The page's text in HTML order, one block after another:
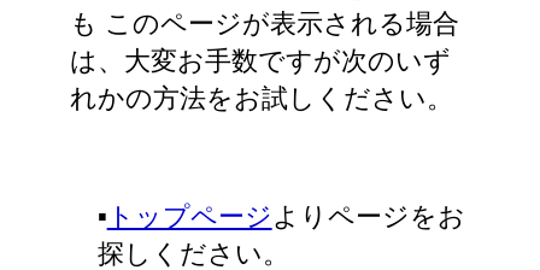
も このページが表示される場合
は、大変お手数ですが次のいず
れかの方法をお試しください。
▪️ トップページよりページをお
探しください。